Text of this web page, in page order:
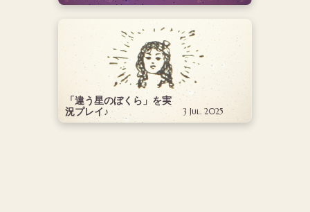
「違う星のぼくら」を実
況プレイ♪
3 Jul. 2025